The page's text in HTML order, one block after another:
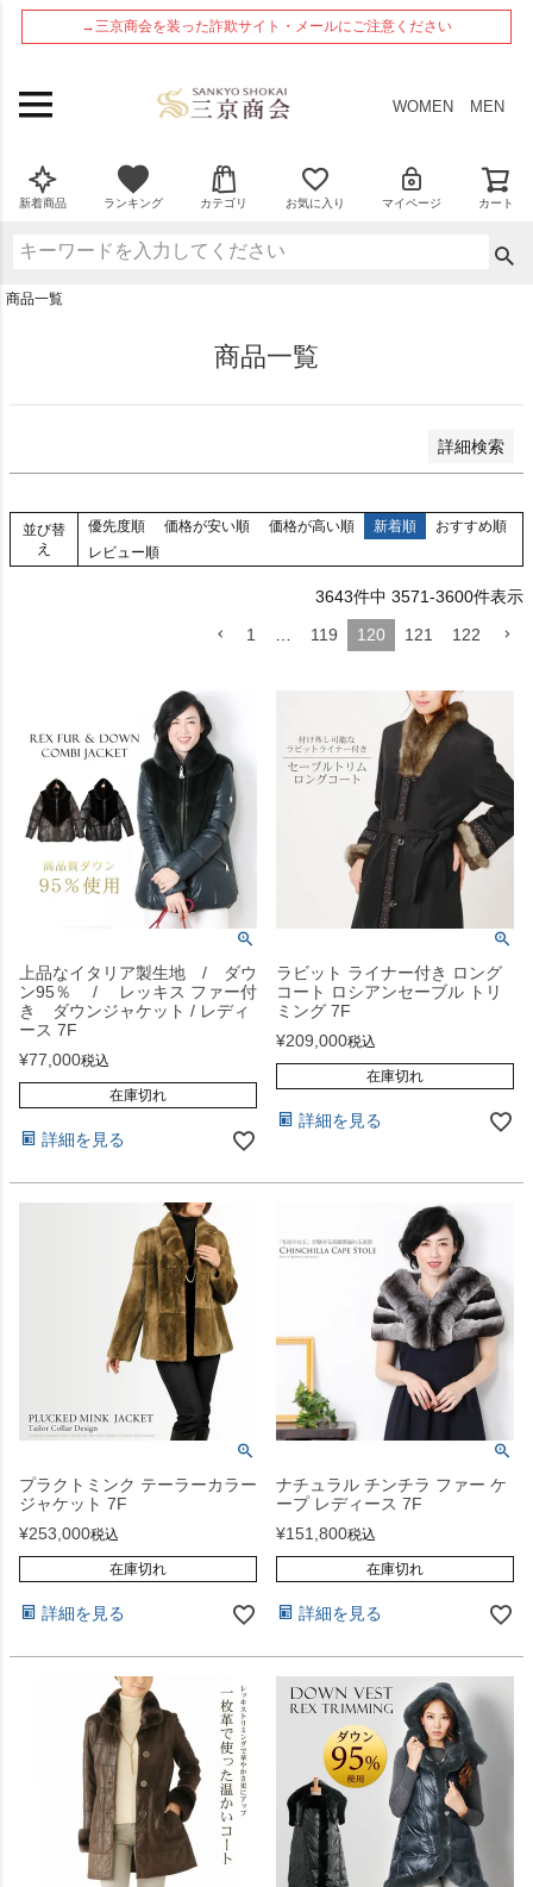
→三京商会を装った詐欺サイト・メールにご注意ください
WOMEN MEN
新着商品 ランキング カテゴリ お気に入り マイページ カート
商品一覧
商品一覧
詳細検索
在庫なし商品
在庫なし商品を表示しない
新着順
価格が安い順
並び替
え
優先度順 価格が安い順 価格が高い順 新着順
おすすめ順
レビュー順
3643件中 3571-3600件表示
1
119 120 121 122
上品なイタリア製生地 / ダウ
ン95％ / レッキス ファー付
き ダウンジャケット / レディ
ース 7F
¥77,000税込
在庫切れ
詳細を見る
ラビット ライナー付き ロング
コート ロシアンセーブル トリ
ミング 7F
¥209,000税込
在庫切れ
詳細を見る
プラクトミンク テーラーカラー
ジャケット 7F
¥253,000税込
在庫切れ
詳細を見る
ナチュラル チンチラ ファー ケ
ープ レディース 7F
¥151,800税込
在庫切れ
詳細を見る
ペー